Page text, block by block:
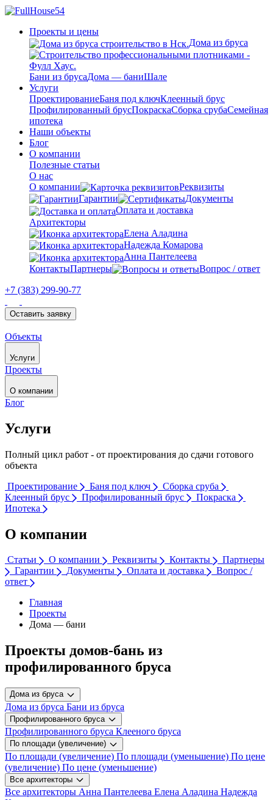
Проекты и цены
Дома из бруса
Бани из брусаДома — баниШале
Услуги
ПроектированиеБаня под ключКлеенный брус
Профилированный брусПокраскаСборка срубаСемейная
ипотека
Наши объекты
Блог
О компании
Полезные статьи
О нас
О компании
Реквизиты
Гарантии
Документы
Оплата и доставка
Архитекторы
Елена Аладина
Надежда Комарова
Анна Пантелеева
КонтактыПартнеры Вопрос / ответ
+7 (383) 299-90-77
Оставить заявку
Объекты
Услуги
Проекты
О компании
Блог
Услуги
Полный цикл работ - от проектирования до сдачи готового
объекта
Проектирование
Баня под ключ
Сборка сруба
Клеенный брус
Профилированный брус
Покраска
Ипотека
О компании
Статьи О компании Реквизиты Контакты
Партнеры
Гарантии
Документы Оплата и доставка
Вопрос /
ответ
Главная
Проекты
Дома — бани
Проекты домов-бань из
профилированного бруса
Дома из бруса
Дома из бруса Бани из бруса
Профилированного бруса
Профилированного бруса Клееного бруса
По площади (увеличение)
По площади (увеличение) По площади (уменьшение) По цене
(увеличение) По цене (уменьшение)
Все архитекторы
Все архитекторы Анна Пантелеева Елена Аладина Надежда